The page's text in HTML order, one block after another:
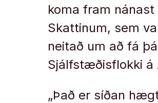
koma fram
Skattinum, sem
neitað um að fá
Sjálfstæðisflokki á
„Það er síðan